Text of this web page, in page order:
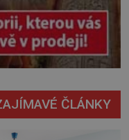
ČLÁNKY